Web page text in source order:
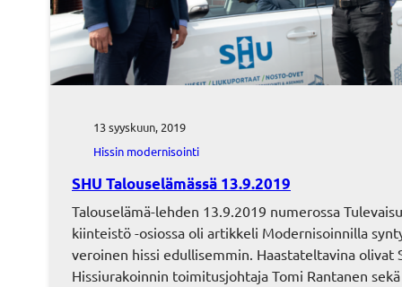
13 syyskuun, 2019
Hissin modernisointi
SHU Talouselämässä 13.9.2019
Talouselämä-lehden 13.9.2019 numerossa
kiinteistö -osiossa oli artikkeli Modernisoinnilla
veroinen hissi edullisemmin. Haastateltavina olivat
Hissiurakoinnin toimitusjohtaja Tomi Rantanen sekä